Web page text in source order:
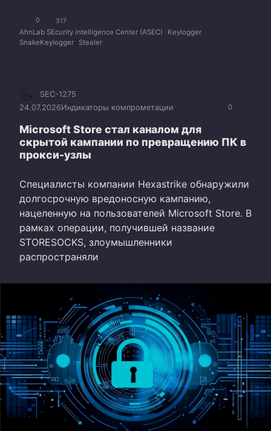
0 317
AhnLab SEcurity intelligence Center (ASEC)
Keylogger
SnakeKeylogger
Stealer
0
SEC-1275
24.07.2026Индикаторы компрометации
Microsoft Store стал каналом для
скрытой кампании по превращению ПК в
прокси-узлы
Специалисты компании Hexastrike обнаружили
долгосрочную вредоносную кампанию,
нацеленную на пользователей Microsoft Store. В
рамках операции, получившей название
STORESOCKS, злоумышленники
распространяли